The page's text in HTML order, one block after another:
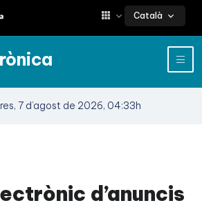
Català
7 d’agost de 2026, 04:33h
d’anuncis